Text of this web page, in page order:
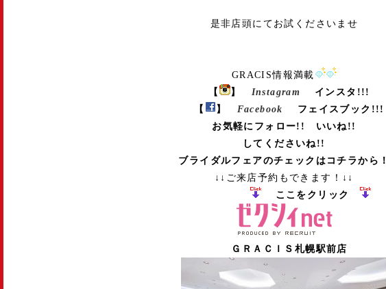
是非店頭にてお試くださいませ
GRACIS情報満載
【
】 Instagram
インスタ!!!
【
】 Facebook
フェイスブック!!!
お気軽にフォロー!! いいね!!
してくださいね!!
ブライダルフェアのチェックはコチラから！
↓↓ご来店予約もできます！↓↓
ここをクリック
ＧＲＡＣＩＳ札幌駅前店